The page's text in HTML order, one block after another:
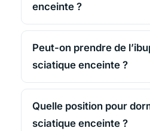
enceinte ?
Peut-on prendre de
sciatique enceinte ?
Quelle position pour
sciatique enceinte ?